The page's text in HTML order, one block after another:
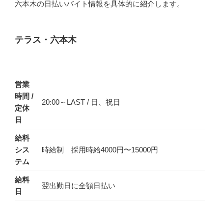
六本木の日払いバイト情報を具体的に紹介します。
テラス・六本木
営業
時間 /
定休
日
20:00～LAST / 日、祝日
給料
シス
テム
時給制 採用時給4000円〜15000円
給料
日
翌出勤日に全額日払い